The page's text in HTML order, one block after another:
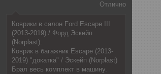
Отлично
Коврики в салон Ford Escape III
(2013-2019) / Форд Эскейп
(Norplast).
Коврик в багажник Escape (2013-
2019) "докатка" / Эскейп (Norplast)
Брал весь комплект в машину.